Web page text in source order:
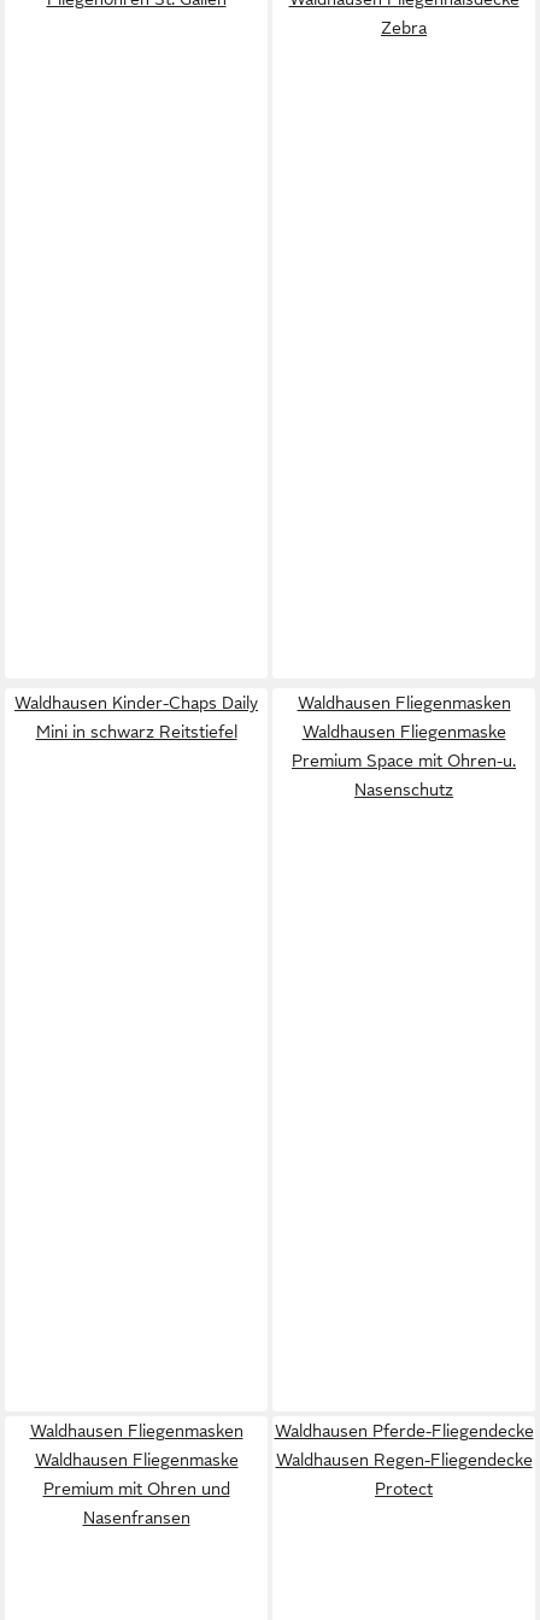
Zebra
Waldhausen Kinder-Chaps Daily
Mini in schwarz Reitstiefel
Waldhausen Fliegenmasken
Waldhausen Fliegenmaske
Premium Space mit Ohren-u.
Nasenschutz
Waldhausen Fliegenmasken
Waldhausen Fliegenmaske
Premium mit Ohren und
Nasenfransen
Waldhausen Pferde-Fliegendecke
Waldhausen Regen-Fliegendecke
Protect